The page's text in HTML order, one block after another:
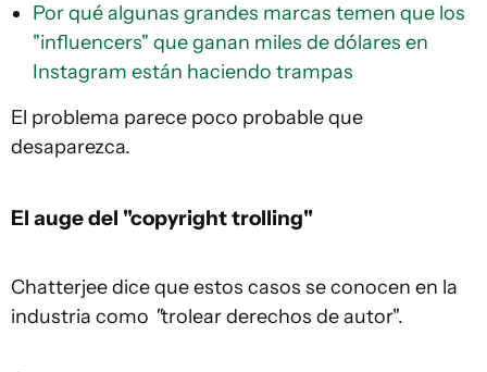
Por qué algunas grandes marcas temen que los
"influencers" que ganan miles de dólares en
Instagram están haciendo trampas
El problema parece poco probable que
desaparezca.
El auge del "copyright trolling"
Chatterjee dice que estos casos se conocen en la
industria como "trolear derechos de autor".